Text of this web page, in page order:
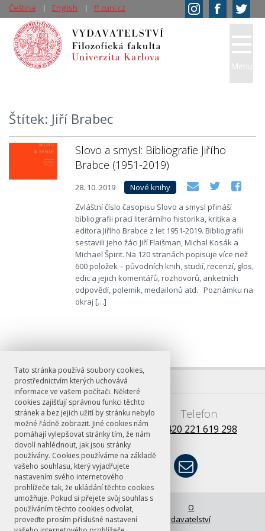
Tato stránka používá soubory cookies,
prostřednictvím kterých uchovává
informace ve vašem počítači. Některé
cookies zajišťují správnou funkci těchto
stránek a bez jejich užití by stránku nebylo
možné řádně zobrazit. Jiné cookies nám
pomáhají vylepšovat stránky tím, že nám
dovolí nahlédnout, jak jsou stránky
používány. Cookies používáme na základě
vašeho souhlasu, který vyjadřujete
nastavením svého internetového
prohlížeče tak, že ukládání těchto cookies
umožňuje. Pokud si přejete svůj souhlas s
používáním těchto cookies odvolat,
proveďte prosím příslušné nastavení
Štítek: Jiří Brabec
Slovo a smysl: Bibliografie Jiřího
Brabce (1951-2019)
28. 10. 2019
Nové knihy
Zvláštní číslo časopisu Slovo a smysl přináší
bibliografii prací literárního historika, kritika a
editora Jiřího Brabce z let 1951-2019. Bibliografii
sestavili jeho žáci Jiří Flaišman, Michal Kosák a
Michael Špirit. Na 120 stranách popisuje více než
600 položek – původních knih, studií, recenzí, glos,
edic a jejich komentářů, rozhovorů, anketních
odpovědí, polemik, medailonů atd. Poznámku na
okraj […]
Menu
Čeština English ff.cuni.cz
E-mail
books@ff.cuni.cz
Telefon
+420 221 619 298
© FF UK 2026 Úvodní stránka
O
vydavatelství